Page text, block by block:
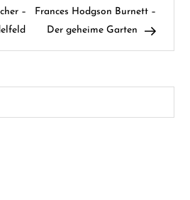
–
Post
Frances Hodgson Burnett –
Der geheime Garten